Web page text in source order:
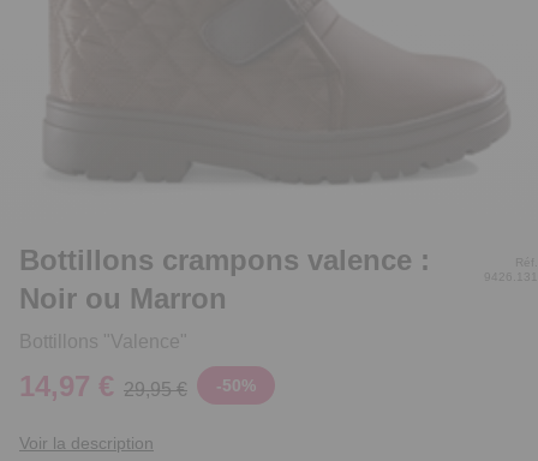
Bottillons crampons valence :
Noir ou Marron
Bottillons "Valence"
Réf.
9426.131
14,97 € 29,95 € -50%
Voir la description